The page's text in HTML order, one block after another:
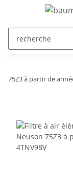
75Z3 à partir de